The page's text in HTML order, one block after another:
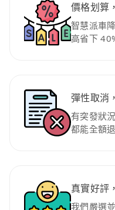
價格划算
智慧派車
高省下
彈性取消
有突發狀
都能全額
真實好評
我們嚴選